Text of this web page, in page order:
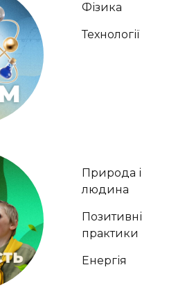
Фізика
Технології
Природа і
людина
Позитивні
практики
Енергія